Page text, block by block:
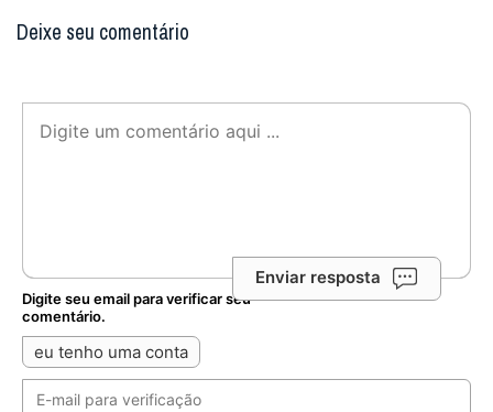
Deixe seu comentário
Enviar resposta
Digite seu email para verificar seu
comentário.
eu tenho uma conta